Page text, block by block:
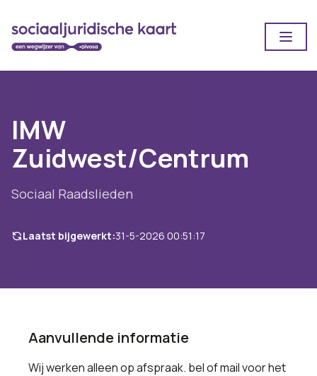
IMW
Zuidwest/Centrum
Sociaal Raadslieden
Laatst bijgewerkt:31-5-2026 00:51:17
Aanvullende informatie
Wij werken alleen op afspraak. bel of mail voor het